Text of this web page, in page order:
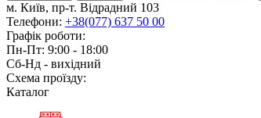
м. Київ, пр-т. Відрадний 103
Телефони: +38(077) 637 50 00
Графік роботи:
Пн-Пт: 9:00 - 18:00
Сб-Нд - вихідний
Схема проїзду:
Каталог